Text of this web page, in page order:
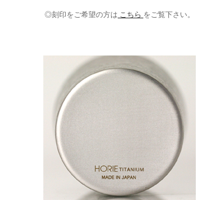
◎刻印をご希望の方は こちら をご覧下さい。